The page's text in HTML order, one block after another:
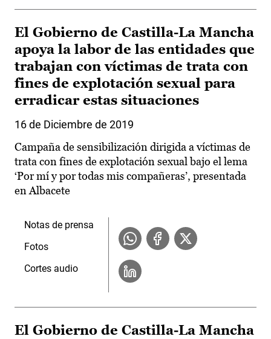
El Gobierno de Castilla-La Mancha
apoya la labor de las entidades que
trabajan con víctimas de trata con
fines de explotación sexual para
erradicar estas situaciones
16 de Diciembre de 2019
Campaña de sensibilización dirigida a víctimas de
trata con fines de explotación sexual bajo el lema
‘Por mí y por todas mis compañeras’, presentada
en Albacete
Notas de prensa
Fotos
Cortes audio
El Gobierno de Castilla-La Mancha